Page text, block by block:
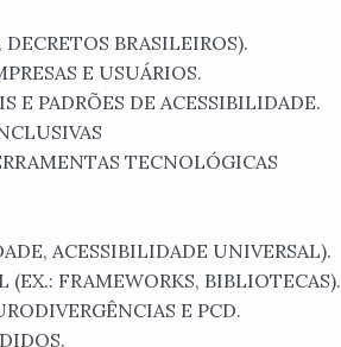
BRASILEIROS).
E USUÁRIOS.
E PADRÕES DE ACESSIBILIDADE.
TECNOLÓGICAS
ACESSIBILIDADE UNIVERSAL).
(EX.: FRAMEWORKS, BIBLIOTECAS).
E PCD.